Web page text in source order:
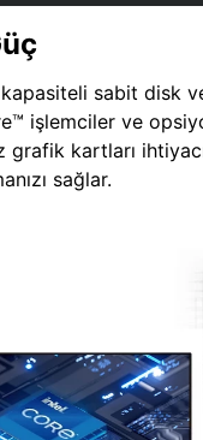
sabit disk
işlemciler ve
grafik kartları
sağlar.